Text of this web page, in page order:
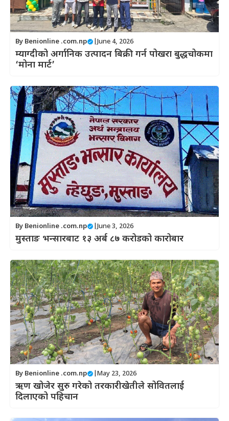
By Benionline .com.np June 4, 2026
म्याग्दीको अर्गानिक उत्पादन बिक्री गर्न पोखरा बुद्धचोकमा
‘मोना मार्ट’
By Benionline .com.np June 3, 2026
मुस्ताङ भन्सारबाट १३ अर्ब ८७ करोडको कारोबार
By Benionline .com.np May 23, 2026
ऋण खोजेर सुरु गरेको तरकारीखेतीले सोवितलाई
दिलाएको पहिचान